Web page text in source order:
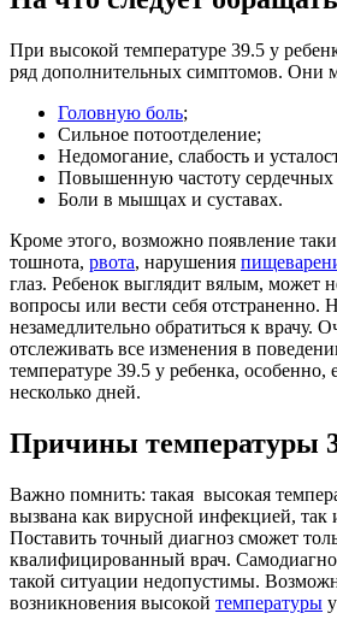
При высокой температуре 39.5 у
ряд дополнительных симптомов. Они
Головную боль;
Сильное потоотделение;
Недомогание, слабость и
Повышенную частоту
Боли в мышцах и суставах.
Кроме этого, возможно появление
тошнота, рвота, нарушения
глаз. Ребенок выглядит вялым, может
вопросы или вести себя отстраненно.
незамедлительно обратиться к врачу.
отслеживать все изменения в
температуре 39.5 у ребенка, особенно,
несколько дней.
Причины температуры
Важно помнить: такая высокая
вызвана как вирусной инфекцией,
Поставить точный диагноз сможет
квалифицированный врач.
такой ситуации недопустимы.
возникновения высокой температуры